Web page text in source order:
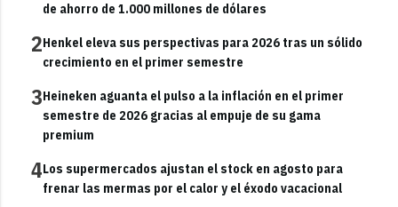
de ahorro de 1.000 millones de dólares
2Henkel eleva sus perspectivas para 2026 tras un sólido
crecimiento en el primer semestre
3Heineken aguanta el pulso a la inflación en el primer
semestre de 2026 gracias al empuje de su gama
premium
4Los supermercados ajustan el stock en agosto para
frenar las mermas por el calor y el éxodo vacacional